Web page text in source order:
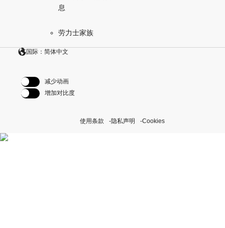
息
劳力士家族
国际：简体中文
减少动画
增加对比度
使用条款 隐私声明 Cookies